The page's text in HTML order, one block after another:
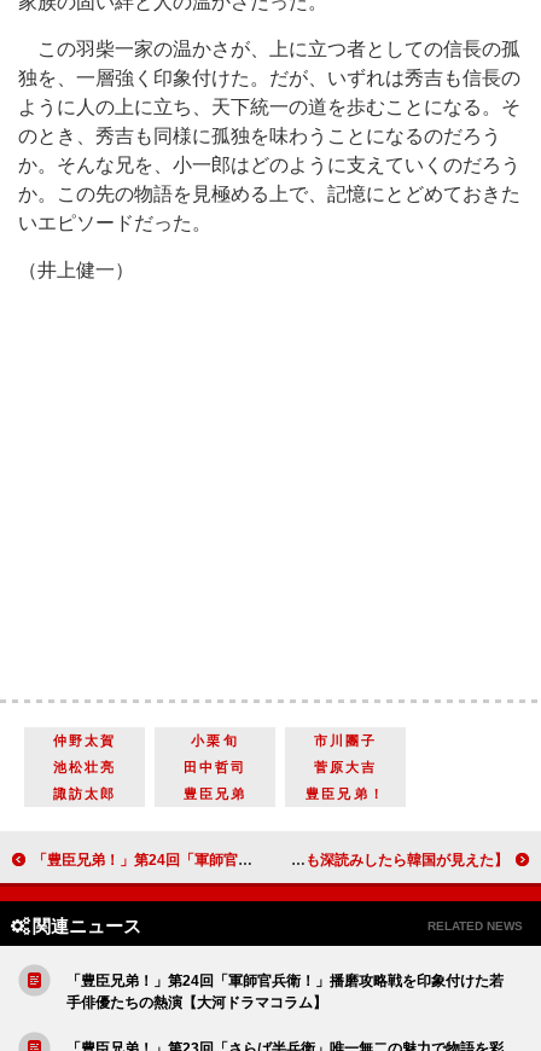
この羽柴一家の温かさが、上に立つ者としての信長の孤
独を、一層強く印象付けた。だが、いずれは秀吉も信長の
ように人の上に立ち、天下統一の道を歩むことになる。そ
のとき、秀吉も同様に孤独を味わうことになるのだろう
か。そんな兄を、小一郎はどのように支えていくのだろう
か。この先の物語を見極める上で、記憶にとどめておきた
いエピソードだった。
（井上健一）
仲野太賀 小栗旬
市川團子
池松壮亮
田中哲司
菅原大吉
諏訪太郎
豊臣兄弟 豊臣兄弟！
「豊臣兄弟！」第24回「軍師官兵衛！」播磨攻略戦を印象付けた若手俳優たちの熱演【大河ドラマコラム】 【K-POPもKドラマも深読みしたら韓国が見えた】＃セブチを見ていると分かる、韓国の年齢の不思議
関連ニュース RELATED NEWS
「豊臣兄弟！」第24回「軍師官兵衛！」播磨攻略戦を印象付けた若
手俳優たちの熱演【大河ドラマコラム】